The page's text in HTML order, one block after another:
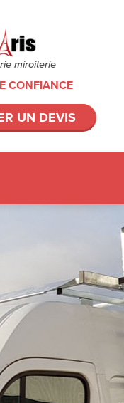
miroiterie
CONFIANCE
UN DEVIS